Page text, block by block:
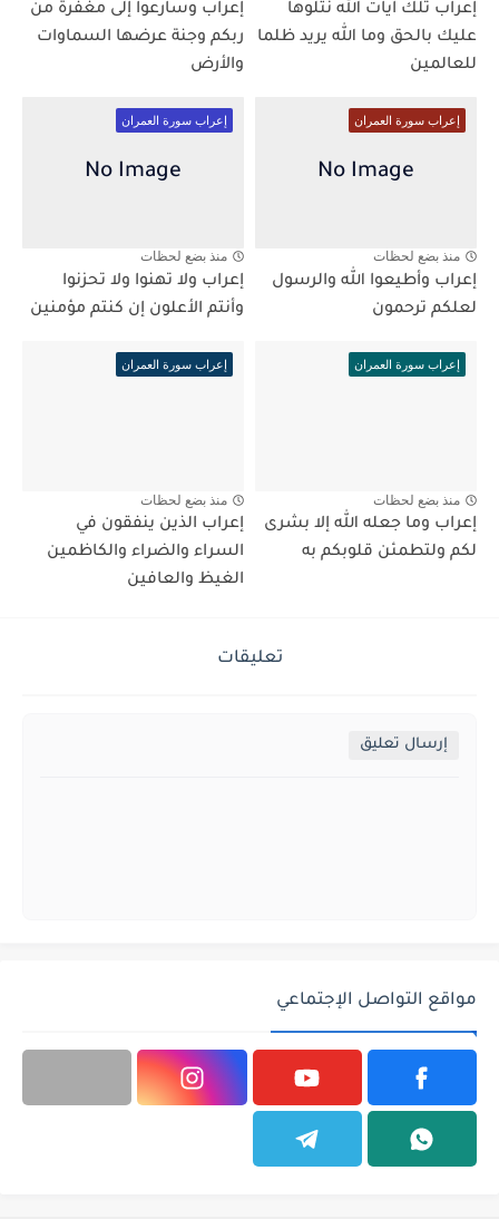
إعراب تلك آيات الله نتلوها
عليك بالحق وما الله يريد ظلما
للعالمين
إعراب وسارعوا إلى مغفرة من
ربكم وجنة عرضها السماوات
والأرض
إعراب سورة العمران
منذ بضع لحظات
إعراب وأطيعوا الله والرسول
لعلكم ترحمون
إعراب سورة العمران
منذ بضع لحظات
إعراب ولا تهنوا ولا تحزنوا
وأنتم الأعلون إن كنتم مؤمنين
إعراب سورة العمران
منذ بضع لحظات
إعراب وما جعله الله إلا بشرى
لكم ولتطمئن قلوبكم به
إعراب سورة العمران
منذ بضع لحظات
إعراب الذين ينفقون في
السراء والضراء والكاظمين
الغيظ والعافين
تعليقات
إرسال تعليق
مواقع التواصل الإجتماعي